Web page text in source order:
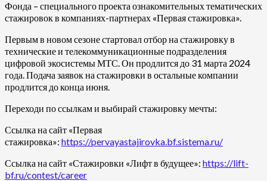
Фонда – специального проекта ознакомительных тематических
стажировок в компаниях-партнерах «Первая стажировка».
Первым в новом сезоне стартовал отбор на стажировку в
технические и телекоммуникационные подразделения
цифровой экосистемы МТС. Он продлится до 31 марта 2024
года. Подача заявок на стажировки в остальные компании
продлится до конца июня.
Переходи по ссылкам и выбирай стажировку мечты:
Ссылка на сайт «Первая
стажировка»: https://pervayastajirovka.bf.sistema.ru/
Ссылка на сайт «Стажировки «Лифт в будущее»: https://lift-
bf.ru/contest/career